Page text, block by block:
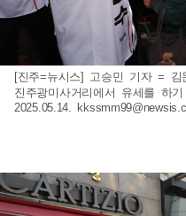
[진주=뉴시스] 고승민 기자 =
진주광미사거리에서 유세를 하
2025.05.14.